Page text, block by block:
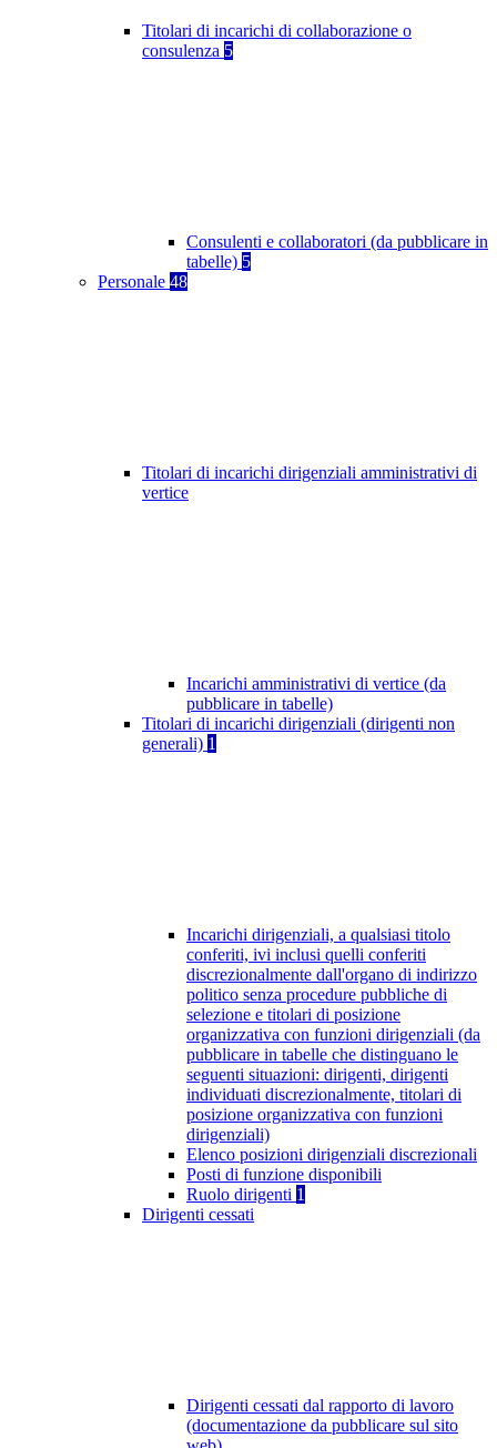
Titolari di incarichi di collaborazione o
consulenza 5
Consulenti e collaboratori (da pubblicare in
tabelle) 5
Personale 48
Titolari di incarichi dirigenziali amministrativi di
vertice
Incarichi amministrativi di vertice (da
pubblicare in tabelle)
Titolari di incarichi dirigenziali (dirigenti non
generali) 1
Incarichi dirigenziali, a qualsiasi titolo
conferiti, ivi inclusi quelli conferiti
discrezionalmente dall'organo di indirizzo
politico senza procedure pubbliche di
selezione e titolari di posizione
organizzativa con funzioni dirigenziali (da
pubblicare in tabelle che distinguano le
seguenti situazioni: dirigenti, dirigenti
individuati discrezionalmente, titolari di
posizione organizzativa con funzioni
dirigenziali)
Elenco posizioni dirigenziali discrezionali
Posti di funzione disponibili
Ruolo dirigenti 1
Dirigenti cessati
Dirigenti cessati dal rapporto di lavoro
(documentazione da pubblicare sul sito